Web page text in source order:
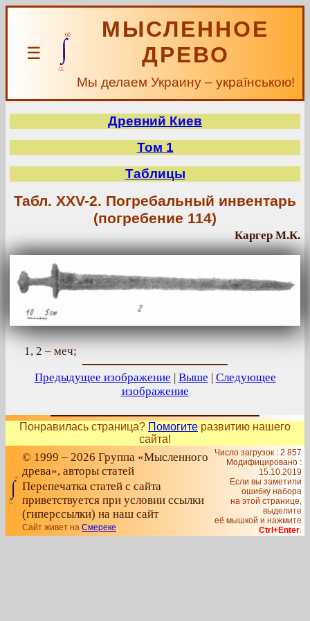
☰
МЫСЛЕННОЕ
ДРЕВО
Мы делаем Украину – українською!
Древний Киев
Том 1
Таблицы
Табл. XXV-2. Погребальный инвентарь
(погребение 114)
Каргер М.К.
1, 2 – меч;
Предыдущее изображение | Выше | Следующее
изображение
Понравилась страница? Помогите развитию нашего
сайта!
© 1999 – 2026 Группа «Мысленного
древа», авторы статей
Перепечатка статей с сайта
приветствуется при условии ссылки
(гиперссылки) на наш сайт
Сайт живет на Смереке
Число загрузок : 2 857
Модифицировано :
15.10.2019
Если вы заметили
ошибку набора
на этой странице,
выделите
её мышкой и нажмите
Ctrl+Enter.